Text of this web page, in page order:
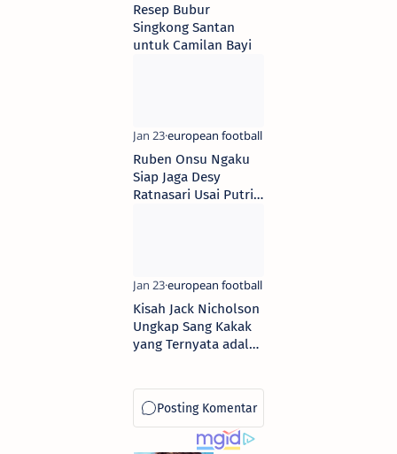
Resep Bubur
Singkong Santan
untuk Camilan Bayi
Ruben Onsu Ngaku
Siap Jaga Desy
Ratnasari Usai Putri
Kisah Jack Nicholson
Ungkap Sang Kakak
yang Ternyata adalah